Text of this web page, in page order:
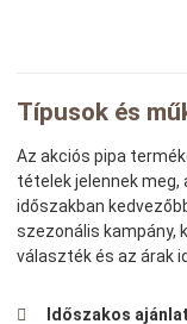
Típusok és
Az akciós pipa
tételek jelennek meg,
időszakban
szezonális kampány,
választék és az árak
Időszakos